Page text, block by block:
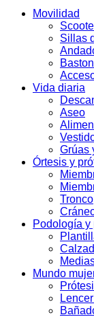
Movilidad
Sillas
Vida diaria
Aseo
Grúas
Órtesis y
Tronco
Podología y
Mundo